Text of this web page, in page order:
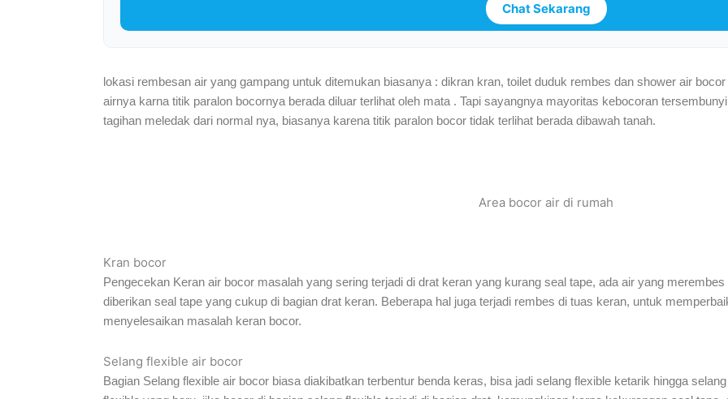
Chat Sekarang
lokasi rembesan air yang gampang untuk ditemukan biasanya : dikran kran, toilet duduk rembes dan shower air
airnya karna titik paralon bocornya berada diluar terlihat oleh mata . Tapi sayangnya mayoritas kebocoran
tagihan meledak dari normal nya, biasanya karena titik paralon bocor tidak terlihat berada dibawah tanah.
Area bocor air di rumah
Kran bocor
Pengecekan Keran air bocor masalah yang sering terjadi di drat keran yang kurang seal tape, ada air yang
diberikan seal tape yang cukup di bagian drat keran. Beberapa hal juga terjadi rembes di tuas keran, untuk
menyelesaikan masalah keran bocor.
Selang flexible air bocor
Bagian Selang flexible air bocor biasa diakibatkan terbentur benda keras, bisa jadi selang flexible ketarik hingga